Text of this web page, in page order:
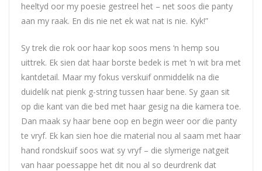
heeltyd oor my poesie gestreel het – net soos die panty
aan my raak. En dis nie net ek wat nat is nie. Kyk!”
Sy trek die rok oor haar kop soos mens ‘n hemp sou
uittrek. Ek sien dat haar borste bedek is met ‘n wit bra met
kantdetail. Maar my fokus verskuif onmiddelik na die
duidelik nat pienk g-string tussen haar bene. Sy gaan sit
op die kant van die bed met haar gesig na die kamera toe.
Dan maak sy haar bene oop en begin weer oor die panty
te vryf. Ek kan sien hoe die material nou al saam met haar
hand rondskuif soos wat sy vryf – die slymerige natgeit
van haar poessappe het dit nou al so deurdrenk dat